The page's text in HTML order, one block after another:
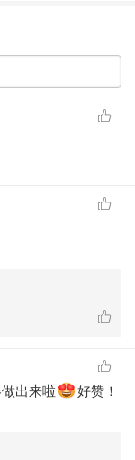
出来啦 好赞！